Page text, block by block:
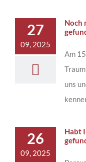
27
09, 2025
Noch
Am
uns
26
09, 2025
Habt